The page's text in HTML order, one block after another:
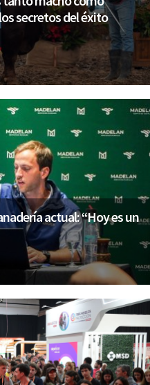
secretos del éxito
actual: “Hoy es un